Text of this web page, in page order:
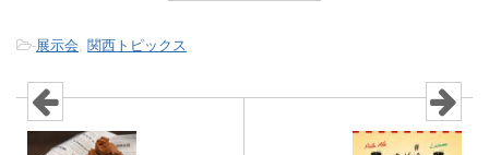
- 展示会 関西トピックス